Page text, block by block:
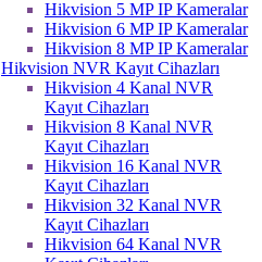
Hikvision 5 MP IP Kameralar
Hikvision 6 MP IP Kameralar
Hikvision 8 MP IP Kameralar
Hikvision NVR Kayıt Cihazları
Hikvision 4 Kanal NVR
Kayıt Cihazları
Hikvision 8 Kanal NVR
Kayıt Cihazları
Hikvision 16 Kanal NVR
Kayıt Cihazları
Hikvision 32 Kanal NVR
Kayıt Cihazları
Hikvision 64 Kanal NVR